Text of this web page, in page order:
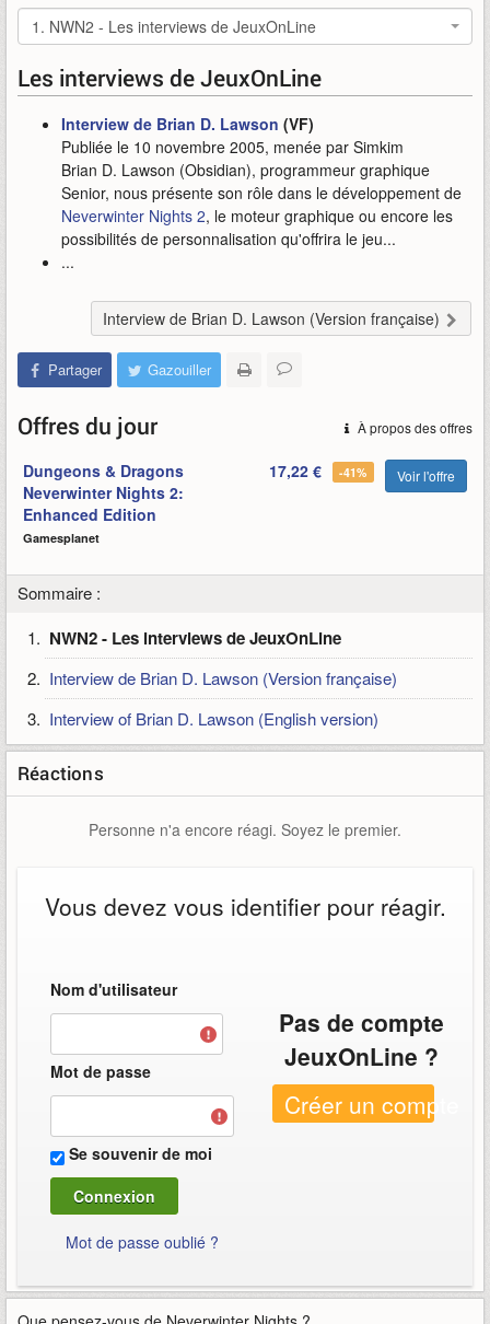
1. NWN2 - Les interviews de JeuxOnLine
Les interviews de JeuxOnLine
Interview de Brian D. Lawson (VF)
Publiée le 10 novembre 2005, menée par Simkim
Brian D. Lawson (Obsidian), programmeur graphique
Senior, nous présente son rôle dans le développement de
Neverwinter Nights 2, le moteur graphique ou encore les
possibilités de personnalisation qu'offrira le jeu...
...
Interview de Brian D. Lawson (Version française)
Partager Gazouiller
À propos des offres
Offres du jour
Dungeons & Dragons
Neverwinter Nights 2:
Enhanced Edition
Gamesplanet
17,22 € -41% Voir l'offre
Sommaire :
NWN2 - Les interviews de JeuxOnLine
Interview de Brian D. Lawson (Version française)
Interview of Brian D. Lawson (English version)
Réactions
Personne n'a encore réagi. Soyez le premier.
Vous devez vous identifier pour réagir.
Nom d'utilisateur
Mot de passe
Se souvenir de moi
Mot de passe oublié ?
Pas de compte
JeuxOnLine ?
Créer un compte